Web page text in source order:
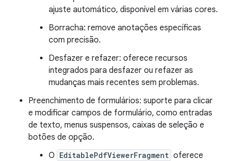
ajuste automático, disponível em várias cores.
Borracha: remove anotações específicas
com precisão.
Desfazer e refazer: oferece recursos
integrados para desfazer ou refazer as
mudanças mais recentes sem problemas.
Preenchimento de formulários: suporte para clicar
e modificar campos de formulário, como entradas
de texto, menus suspensos, caixas de seleção e
botões de opção.
O EditablePdfViewerFragment oferece